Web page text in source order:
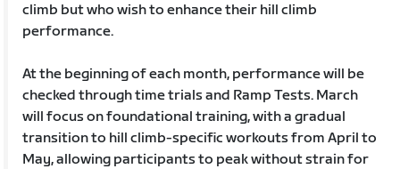
climb but who wish to enhance their hill climb
performance.
At the beginning of each month, performance will be
checked through time trials and Ramp Tests. March
will focus on foundational training, with a gradual
transition to hill climb-specific workouts from April to
May, allowing participants to peak without strain for